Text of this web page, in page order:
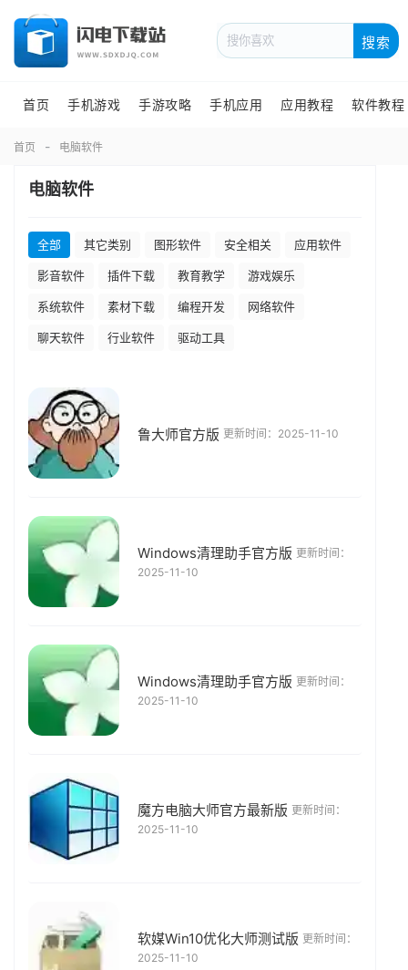
搜索
首页 手机游戏 手游攻略 手机应用 应用教程 软件教程
首页 电脑软件
电脑软件
全部 其它类别 图形软件 安全相关 应用软件
影音软件 插件下载 教育教学 游戏娱乐
系统软件 素材下载 编程开发 网络软件
聊天软件 行业软件 驱动工具
鲁大师官方版 更新时间：2025-11-10
Windows清理助手官方版 更新时间：
2025-11-10
Windows清理助手官方版 更新时间：
2025-11-10
魔方电脑大师官方最新版 更新时间：
2025-11-10
软媒Win10优化大师测试版 更新时间：
2025-11-10